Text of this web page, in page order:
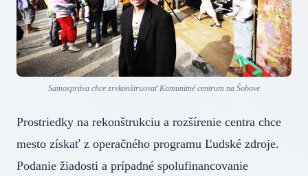
Samospráva chce zrekonštruovať Komunitné centrum na Šobove
Prostriedky na rekonštrukciu a rozšírenie centra chce
mesto získať z operačného programu Ľudské zdroje.
Podanie žiadosti a prípadné spolufinancovanie